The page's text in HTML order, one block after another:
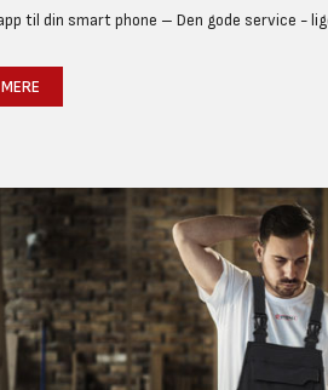
til din smart phone – Den gode service -